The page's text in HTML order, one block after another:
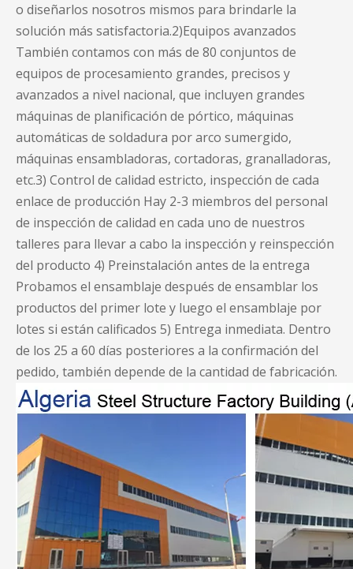
o diseñarlos nosotros mismos para brindarle la
solución más satisfactoria.2)Equipos avanzados
También contamos con más de 80 conjuntos de
equipos de procesamiento grandes, precisos y
avanzados a nivel nacional, que incluyen grandes
máquinas de planificación de pórtico, máquinas
automáticas de soldadura por arco sumergido,
máquinas ensambladoras, cortadoras, granalladoras,
etc.3) Control de calidad estricto, inspección de cada
enlace de producción Hay 2-3 miembros del personal
de inspección de calidad en cada uno de nuestros
talleres para llevar a cabo la inspección y reinspección
del producto 4) Preinstalación antes de la entrega
Probamos el ensamblaje después de ensamblar los
productos del primer lote y luego el ensamblaje por
lotes si están calificados 5) Entrega inmediata. Dentro
de los 25 a 60 días posteriores a la confirmación del
pedido, también depende de la cantidad de fabricación.